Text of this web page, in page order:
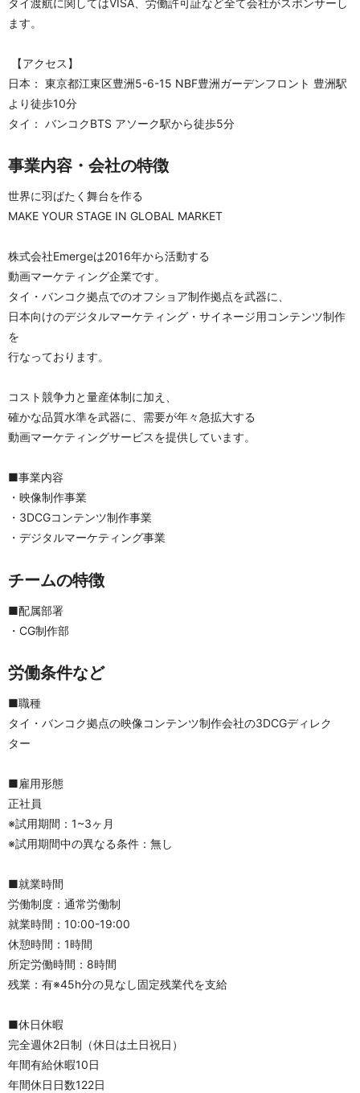
ます。
【アクセス】
日本： 東京都江東区豊洲5-6-15 NBF豊洲ガーデンフロント 豊洲駅
より徒歩10分
タイ： バンコクBTS アソーク駅から徒歩5分
事業内容・会社の特徴
世界に羽ばたく舞台を作る
MAKE YOUR STAGE IN GLOBAL MARKET
株式会社Emergeは2016年から活動する
動画マーケティング企業です。
タイ・バンコク拠点でのオフショア制作拠点を武器に、
日本向けのデジタルマーケティング・サイネージ用コンテンツ制作
を
行なっております。
コスト競争力と量産体制に加え、
確かな品質水準を武器に、需要が年々急拡大する
動画マーケティングサービスを提供しています。
■事業内容
・映像制作事業
・3DCGコンテンツ制作事業
・デジタルマーケティング事業
チームの特徴
■配属部署
・CG制作部
労働条件など
■職種
タイ・バンコク拠点の映像コンテンツ制作会社の3DCGディレク
ター
■雇用形態
正社員
※試用期間：1~3ヶ月
※試用期間中の異なる条件：無し
■就業時間
労働制度：通常労働制
就業時間：10:00-19:00
休憩時間：1時間
所定労働時間：8時間
残業：有※45h分の見なし固定残業代を支給
■休日休暇
完全週休2日制（休日は土日祝日）
年間有給休暇10日
年間休日日数122日